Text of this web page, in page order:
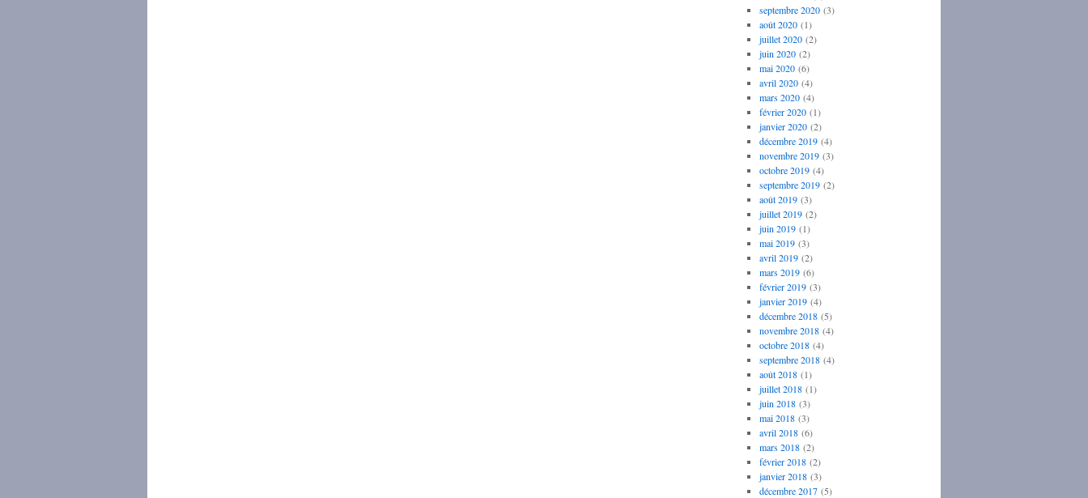
septembre 2020(3)
août 2020(1)
juillet 2020(2)
juin 2020(2)
mai 2020(6)
avril 2020(4)
mars 2020(4)
février 2020(1)
janvier 2020(2)
décembre 2019(4)
novembre 2019(3)
octobre 2019(4)
septembre 2019(2)
août 2019(3)
juillet 2019(2)
juin 2019(1)
mai 2019(3)
avril 2019(2)
mars 2019(6)
février 2019(3)
janvier 2019(4)
décembre 2018(5)
novembre 2018(4)
octobre 2018(4)
septembre 2018(4)
août 2018(1)
juillet 2018(1)
juin 2018(3)
mai 2018(3)
avril 2018(6)
mars 2018(2)
février 2018(2)
janvier 2018(3)
décembre 2017(5)